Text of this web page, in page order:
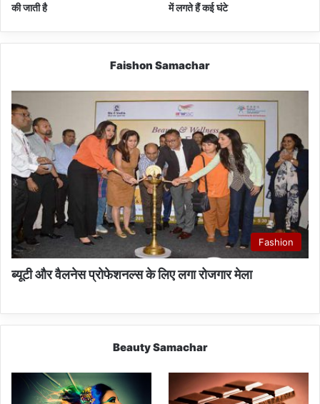
की जाती है
में लगते हैं कई घंटे
Faishon Samachar
Fashion
ब्यूटी और वैलनेस प्रोफेशनल्स के लिए लगा रोजगार मेला
Beauty Samachar